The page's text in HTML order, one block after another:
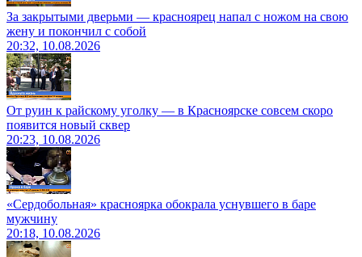
За закрытыми дверьми — красноярец напал с ножом на свою
жену и покончил с собой
20:32, 10.08.2026
От руин к райскому уголку — в Красноярске совсем скоро
появится новый сквер
20:23, 10.08.2026
«Сердобольная» красноярка обокрала уснувшего в баре
мужчину
20:18, 10.08.2026